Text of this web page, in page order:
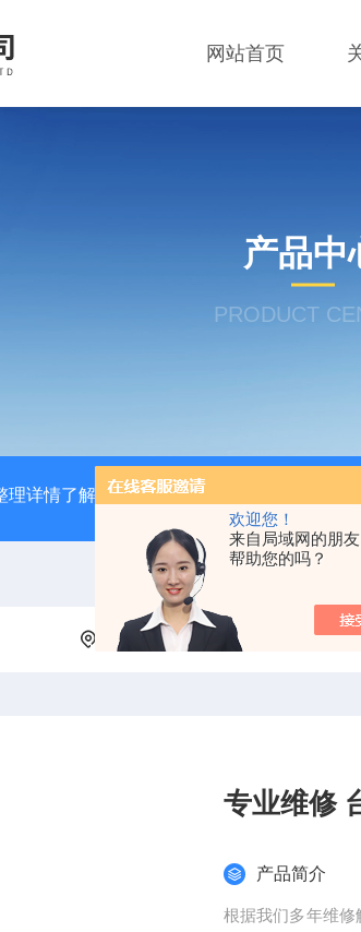
欢迎您！
来自局域网的朋
帮助您的吗？
网站首页
产品中
PRODUCT
理详情了解 广州数控GSK980TD系统故障
当前位置： 首页 产品中心
专业维修
产品简介
根据我们多年维修